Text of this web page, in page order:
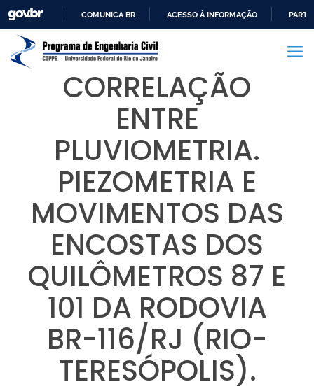
PARA
CONTEÚDO
COMUNICA BR ACESSO À INFORMAÇÃO
CORRELAÇÃO
ENTRE
PLUVIOMETRIA.
PIEZOMETRIA E
MOVIMENTOS DAS
ENCOSTAS DOS
QUILÔMETROS 87 E
101 DA RODOVIA
BR-116/RJ (RIO-
TERESÓPOLIS).